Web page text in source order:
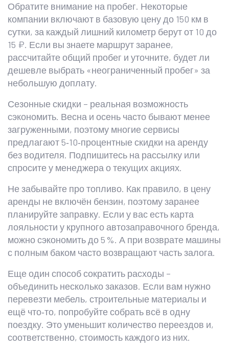
Обратите внимание на пробег. Некоторые
компании включают в базовую цену до 150 км в
сутки, за каждый лишний километр берут от 10 до
15 ₽. Если вы знаете маршрут заранее,
рассчитайте общий пробег и уточните, будет ли
дешевле выбрать «неограниченный пробег» за
небольшую доплату.
Сезонные скидки – реальная возможность
сэкономить. Весна и осень часто бывают менее
загруженными, поэтому многие сервисы
предлагают 5‑10‑процентные скидки на аренду
без водителя. Подпишитесь на рассылку или
спросите у менеджера о текущих акциях.
Не забывайте про топливо. Как правило, в цену
аренды не включён бензин, поэтому заранее
планируйте заправку. Если у вас есть карта
лояльности у крупного автозаправочного бренда,
можно сэкономить до 5 %. А при возврате машины
с полным баком часто возвращают часть залога.
Еще один способ сократить расходы –
объединить несколько заказов. Если вам нужно
перевезти мебель, строительные материалы и
ещё что‑то, попробуйте собрать всё в одну
поездку. Это уменьшит количество переездов и,
соответственно, стоимость каждого из них.